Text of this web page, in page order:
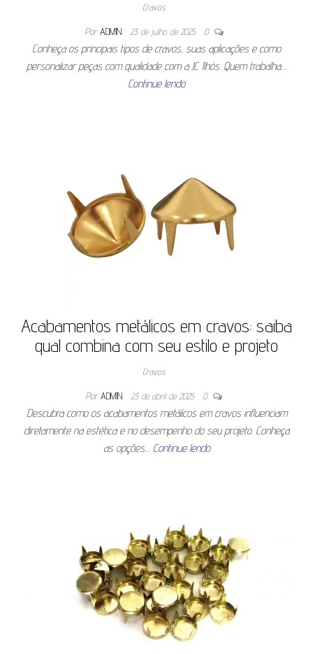
Cravos
Por ADMIN 23 de julho de 2025 0
Conheça os principais tipos de cravos, suas aplicações e como
personalizar peças com qualidade com a JC Ilhós. Quem trabalha…
Continue lendo
Acabamentos metálicos em cravos: saiba
qual combina com seu estilo e projeto
Cravos
Por ADMIN 23 de abril de 2025 0
Descubra como os acabamentos metálicos em cravos influenciam
diretamente na estética e no desempenho do seu projeto. Conheça
as opções… Continue lendo